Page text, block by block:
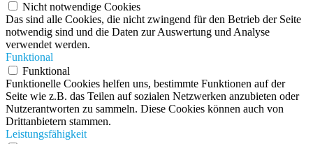
Nicht notwendige Cookies
Das sind alle Cookies, die nicht zwingend für den Betrieb der Seite
notwendig sind und die Daten zur Auswertung und Analyse
verwendet werden.
Funktional
Funktional
Funktionelle Cookies helfen uns, bestimmte Funktionen auf der
Seite wie z.B. das Teilen auf sozialen Netzwerken anzubieten oder
Nutzerantworten zu sammeln. Diese Cookies können auch von
Drittanbietern stammen.
Leistungsfähigkeit